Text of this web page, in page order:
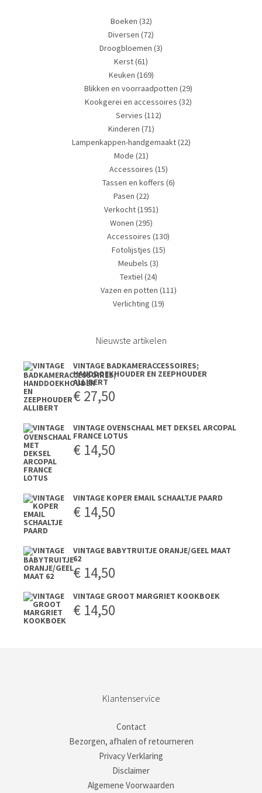
Boeken (32)
Diversen (72)
Droogbloemen (3)
Kerst(61)
Keuken (169)
Blikken en voorraadpotten (29)
Kookgerei en accessoires (32)
Servies (112)
Kinderen (71)
Lampenkappen-handgemaakt(22)
Mode (21)
Accessoires (15)
Tassen en koffers (6)
Pasen (22)
Verkocht(1951)
Wonen (295)
Accessoires (130)
Fotolijstjes (15)
Meubels (3)
Textiel(24)
Vazen en potten (111)
Verlichting (19)
Nieuwste artikelen
VINTAGE BADKAMERACCESSOIRES;
HANDDOEKHOUDER EN ZEEPHOUDER
ALLIBERT
€27,50
VINTAGE OVENSCHAAL MET DEKSEL ARCOPAL
FRANCE LOTUS
€ 14,50
VINTAGE KOPER EMAIL SCHAALTJE PAARD
€ 14,50
VINTAGE BABYTRUITJE ORANJE/GEEL MAAT
62
€ 14,50
VINTAGE GROOT MARGRIET KOOKBOEK
€ 14,50
Klantenservice
Contact
Bezorgen, afhalen of retourneren
Privacy Verklaring
Disclaimer
Algemene Voorwaarden